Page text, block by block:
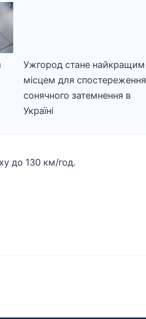
Ужгород стане найкращим
місцем для спостереження
сонячного затемнення в
Україні
до 130 км/год.